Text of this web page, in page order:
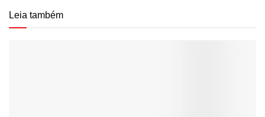
Leia também